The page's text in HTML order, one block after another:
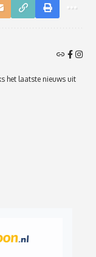
het laatste nieuws uit